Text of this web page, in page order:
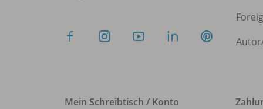
Mein Schreibtisch / Konto